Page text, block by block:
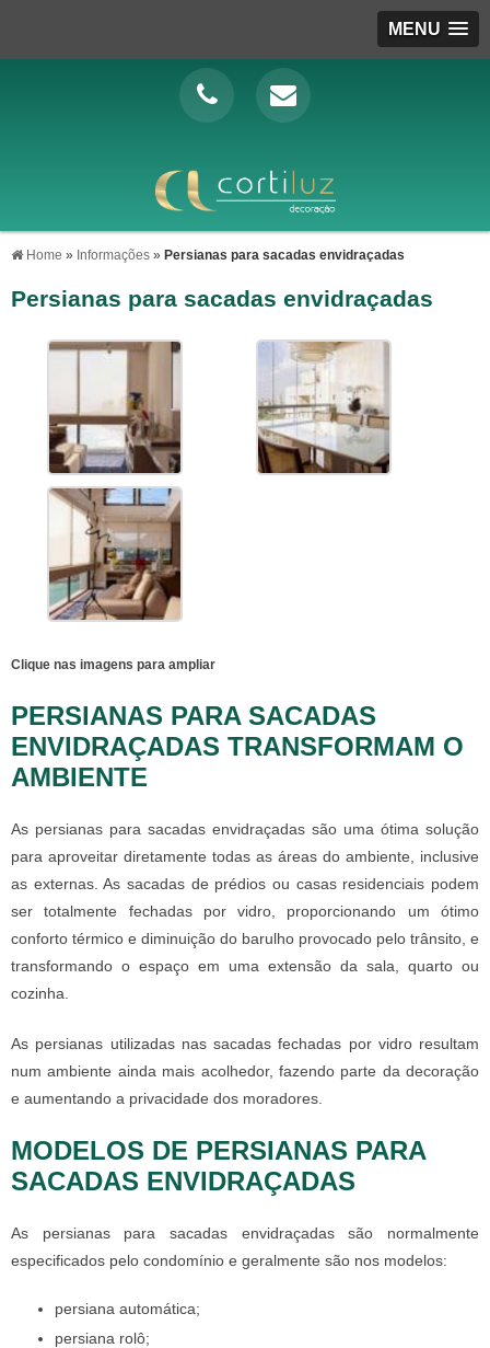
MENU
Home » Informações » Persianas para sacadas envidraçadas
Persianas para sacadas envidraçadas
Clique nas imagens para ampliar
PERSIANAS PARA SACADAS
ENVIDRAÇADAS TRANSFORMAM O
AMBIENTE
As persianas para sacadas envidraçadas são uma ótima solução
para aproveitar diretamente todas as áreas do ambiente, inclusive
as externas. As sacadas de prédios ou casas residenciais podem
ser totalmente fechadas por vidro, proporcionando um ótimo
conforto térmico e diminuição do barulho provocado pelo trânsito, e
transformando o espaço em uma extensão da sala, quarto ou
cozinha.
As persianas utilizadas nas sacadas fechadas por vidro resultam
num ambiente ainda mais acolhedor, fazendo parte da decoração
e aumentando a privacidade dos moradores.
MODELOS DE PERSIANAS PARA
SACADAS ENVIDRAÇADAS
As persianas para sacadas envidraçadassão normalmente
especificados pelo condomínio e geralmente são nos modelos:
persiana automática;
persiana rolô;